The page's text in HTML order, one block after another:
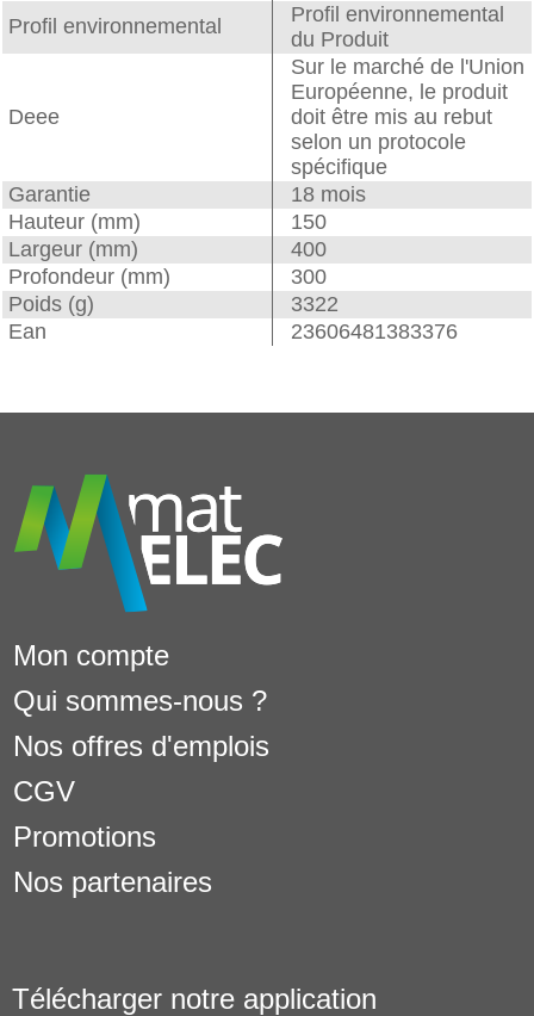
Profil environnemental
Profil environnemental
du Produit
Deee
Sur le marché de l'Union
Européenne, le produit
doit être mis au rebut
selon un protocole
spécifique
Garantie
18 mois
Hauteur (mm)
150
Largeur (mm)
400
Profondeur (mm)
300
Poids (g)
3322
Ean
23606481383376
Mon compte
Qui sommes-nous ?
Nos offres d'emplois
CGV
Promotions
Nos partenaires
Télécharger notre application